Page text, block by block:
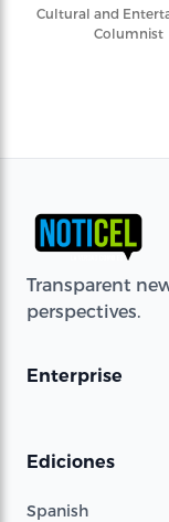
Cultural and
Columnist
Transparent
perspectives.
Enterprise
Ediciones
Spanish